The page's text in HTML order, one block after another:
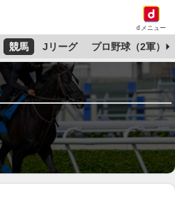
dメニュー
競馬 Jリーグ プロ野球（2軍）